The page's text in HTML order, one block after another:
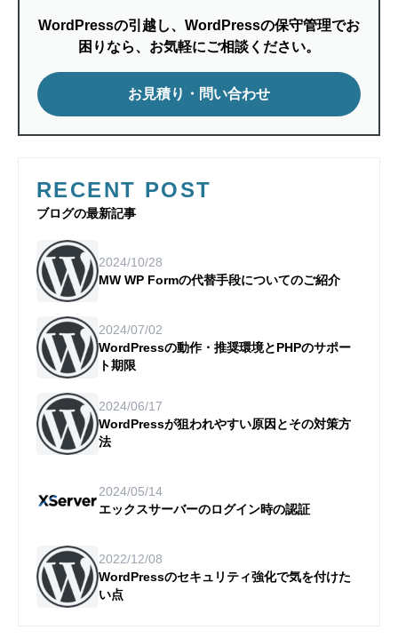
WordPressの引越し、WordPressの保守管理でお
困りなら、お気軽にご相談ください。
お見積り・問い合わせ
RECENT POST
ブログの最新記事
2024/10/28
MW WP Formの代替手段についてのご紹介
2024/07/02
WordPressの動作・推奨環境とPHPのサポー
ト期限
2024/06/17
WordPressが狙われやすい原因とその対策方
法
2024/05/14
エックスサーバーのログイン時の認証
2022/12/08
WordPressのセキュリティ強化で気を付けた
い点